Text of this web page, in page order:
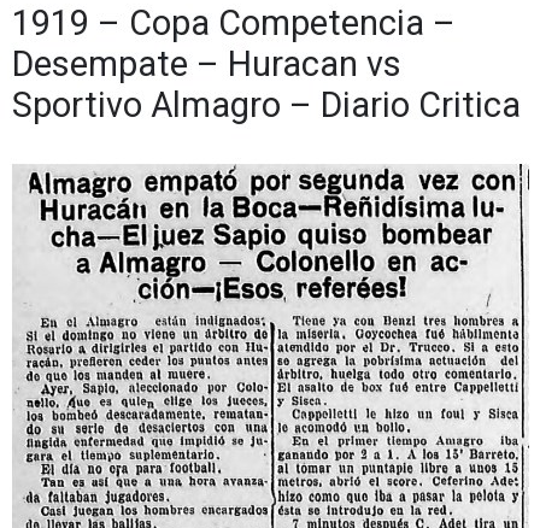
1919 – Copa Competencia –
Desempate – Huracan vs
Sportivo Almagro – Diario Critica